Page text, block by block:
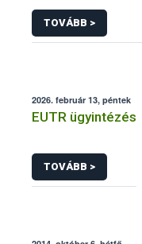
Egészségügyi
(angolul: CHEDD)
TOVÁBB >
2026. február 13, péntek
EUTR ügyintézés
TOVÁBB >